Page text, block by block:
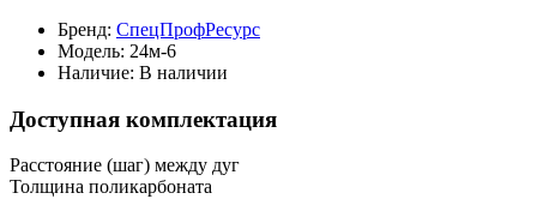
Бренд: СпецПрофРесурс
Модель: 24м-6
Наличие: В наличии
Доступная комплектация
Расстояние (шаг) между дуг
Толщина поликарбоната